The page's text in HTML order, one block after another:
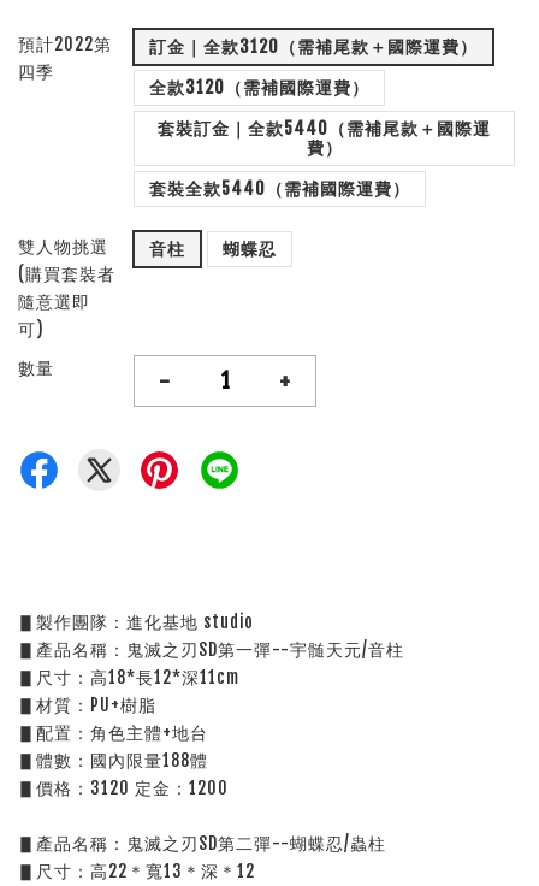
預計2022第
四季
訂金｜全款3120（需補尾款＋國際運費）
全款3120（需補國際運費）
套裝訂金｜全款5440（需補尾款＋國際運
費）
套裝全款5440（需補國際運費）
雙人物挑選
(購買套裝者
隨意選即
可)
音柱 蝴蝶忍
數量 - +
▋製作團隊：進化基地 studio
▋產品名稱：鬼滅之刃SD第一彈--宇髄天元/音柱
▋尺寸：高18*長12*深11cm
▋材質：PU+樹脂
▋配置：角色主體+地台
▋體數：國內限量188體
▋價格：3120 定金：1200
▋產品名稱：鬼滅之刃SD第二彈--蝴蝶忍/蟲柱
▋尺寸：高22＊寬13＊深＊12